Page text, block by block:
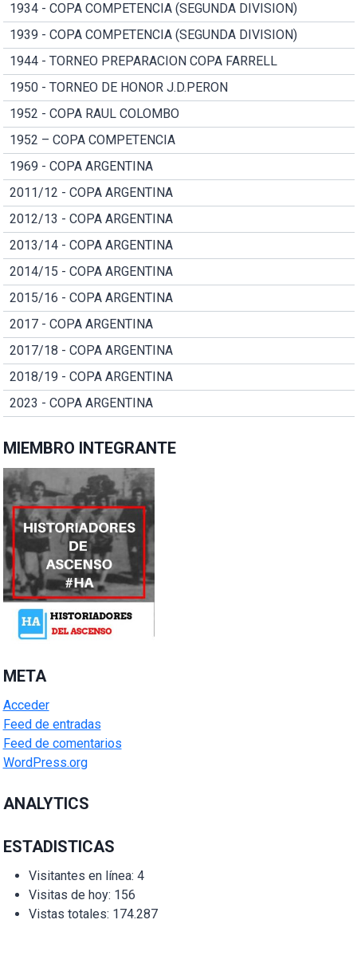
1934 - COPA COMPETENCIA (SEGUNDA DIVISION)
1939 - COPA COMPETENCIA (SEGUNDA DIVISION)
1944 - TORNEO PREPARACION COPA FARRELL
1950 - TORNEO DE HONOR J.D.PERON
1952 - COPA RAUL COLOMBO
1952 – COPA COMPETENCIA
1969 - COPA ARGENTINA
2011/12 - COPA ARGENTINA
2012/13 - COPA ARGENTINA
2013/14 - COPA ARGENTINA
2014/15 - COPA ARGENTINA
2015/16 - COPA ARGENTINA
2017 - COPA ARGENTINA
2017/18 - COPA ARGENTINA
2018/19 - COPA ARGENTINA
2023 - COPA ARGENTINA
MIEMBRO INTEGRANTE
META
Acceder
Feed de entradas
Feed de comentarios
WordPress.org
ANALYTICS
ESTADISTICAS
Visitantes en línea: 4
Visitas de hoy: 156
Vistas totales: 174.287